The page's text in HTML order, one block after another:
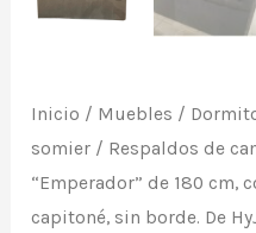
Inicio / Muebles /
somier / Respaldos de
“Emperador” de 180 cm,
capitoné, sin borde. De
cantidad